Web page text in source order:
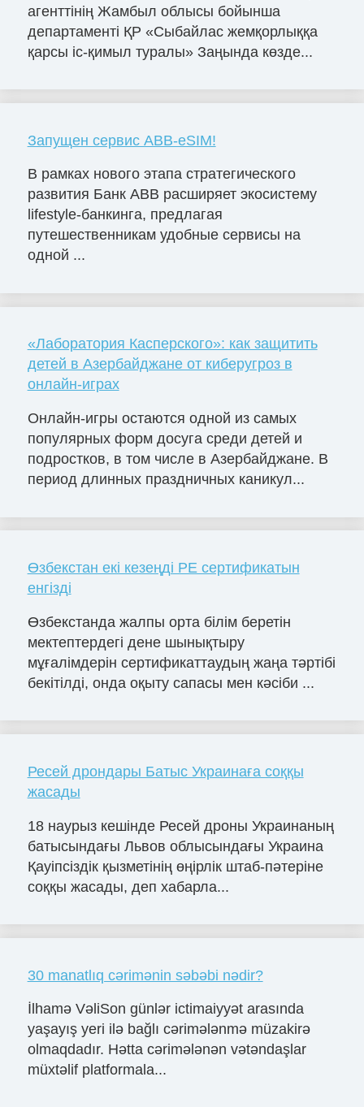
агенттінің Жамбыл облысы бойынша
департаменті ҚР «Сыбайлас жемқорлыққа
қарсы іс-қимыл туралы» Заңында көзде...
Запущен сервис ABB-eSIM!
В рамках нового этапа стратегического
развития Банк ABB расширяет экосистему
lifestyle-банкинга, предлагая
путешественникам удобные сервисы на
одной ...
«Лаборатория Касперского»: как защитить
детей в Азербайджане от киберугроз в
онлайн-играх
Онлайн-игры остаются одной из самых
популярных форм досуга среди детей и
подростков, в том числе в Азербайджане. В
период длинных праздничных каникул...
Өзбекстан екі кезеңді PE сертификатын
енгізді
Өзбекстанда жалпы орта білім беретін
мектептердегі дене шынықтыру
мұғалімдерін сертификаттаудың жаңа тәртібі
бекітілді, онда оқыту сапасы мен кәсіби ...
Ресей дрондары Батыс Украинаға соққы
жасады
18 наурыз кешінде Ресей дроны Украинаның
батысындағы Львов облысындағы Украина
Қауіпсіздік қызметінің өңірлік штаб-пәтеріне
соққы жасады, деп хабарла...
30 manatlıq cərimənin səbəbi nədir?
İlhamə VəliSon günlər ictimaiyyət arasında
yaşayış yeri ilə bağlı cərimələnmə müzakirə
olmaqdadır. Hətta cərimələnən vətəndaşlar
müxtəlif platformala...